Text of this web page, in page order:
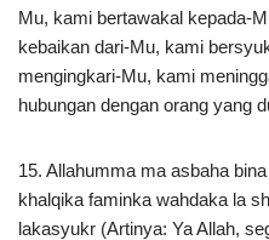
Mu, kami bertawakal kepada-
kebaikan dari-Mu, kami
mengingkari-Mu, kami
hubungan dengan orang yang
15. Allahumma ma asbaha
khalqika faminka wahdaka la
lakasyukr (Artinya: Ya Allah,